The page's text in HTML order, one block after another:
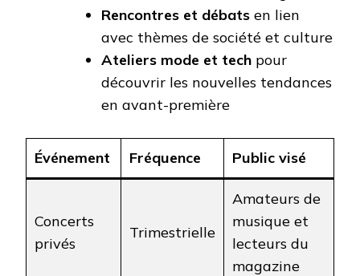
Rencontres et débats en lien
avec thèmes de société et culture
Ateliers mode et tech pour
découvrir les nouvelles tendances
en avant-première
Événement Fréquence Public visé
Concerts
privés
Trimestrielle
Amateurs de
musique et
lecteurs du
magazine